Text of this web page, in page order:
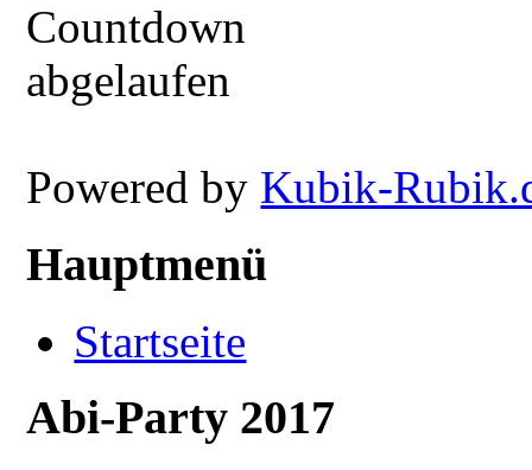
Countdown
abgelaufen
Powered by Kubik-
Hauptmenü
Startseite
Abi-Party 2017